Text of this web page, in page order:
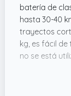
batería de
hasta 30-40
trayectos
kg, es fácil
no se está
permiten